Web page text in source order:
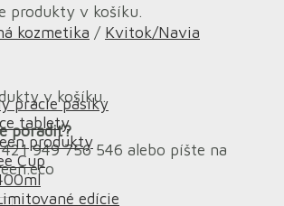
produkty v košíku.
v košíku.
poradiť?
949 756 546 alebo píšte na
kozmetika / Kvitok/Navia
pracie pásiky
tablety
produkty
Cup
edície